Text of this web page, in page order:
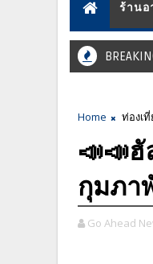
ร้านอ
Home ท่องเ
📣📣
กุมภา
Go Ahead